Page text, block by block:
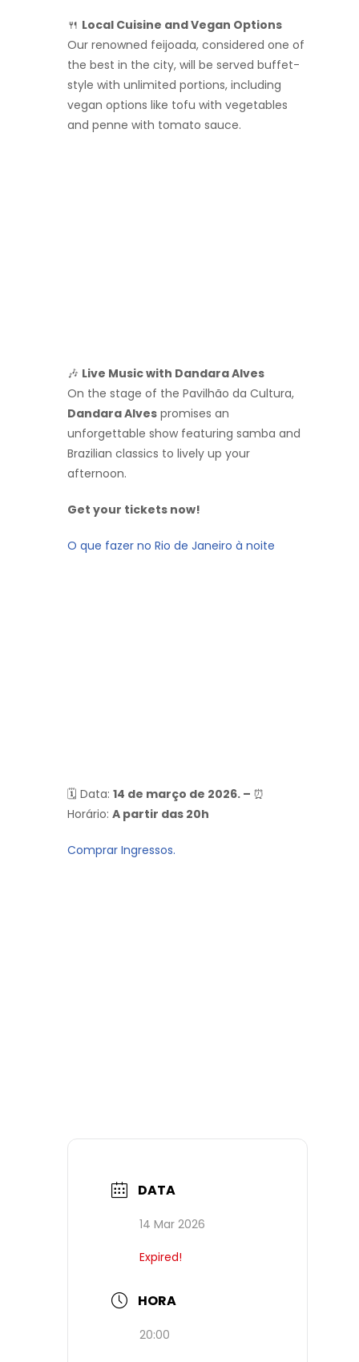
🍴 Local Cuisine and Vegan Options
Our renowned feijoada, considered one of
the best in the city, will be served buffet-
style with unlimited portions, including
vegan options like tofu with vegetables
and penne with tomato sauce.
🎶 Live Music with Dandara Alves
On the stage of the Pavilhão da Cultura,
Dandara Alves promises an
unforgettable show featuring samba and
Brazilian classics to lively up your
afternoon.
Get your tickets now!
O que fazer no Rio de Janeiro à noite
🗓 Data: 14 de março de 2026. – ⏰
Horário: A partir das 20h
Comprar Ingressos.
DATA
14 Mar 2026
Expired!
HORA
20:00